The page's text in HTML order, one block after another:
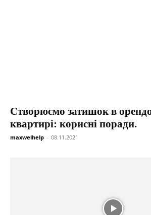
Створюємо затишок в
квартирі: корисні поради.
maxwelhelp - 08.11.2021